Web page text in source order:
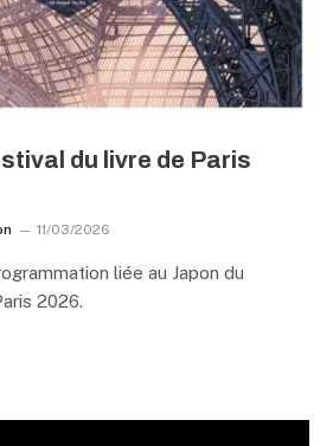
du livre de Paris
11/03/2026
liée au Japon du
2026.